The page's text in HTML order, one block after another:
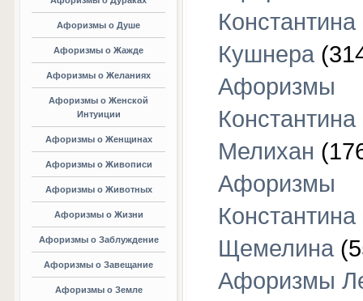
Афоризмы о Душе
Афоризмы о Жажде
Афоризмы о Желаниях
Афоризмы о Женской
Интуиции
Афоризмы о Женщинах
Афоризмы о Живописи
Афоризмы о Животных
Афоризмы о Жизни
Афоризмы о Заблуждение
Афоризмы о Завещание
Афоризмы о Земле
Константина
Кушнера
Афоризмы
Константина
Мелихан
Афоризмы
Константина
Щемелина
Афоризмы